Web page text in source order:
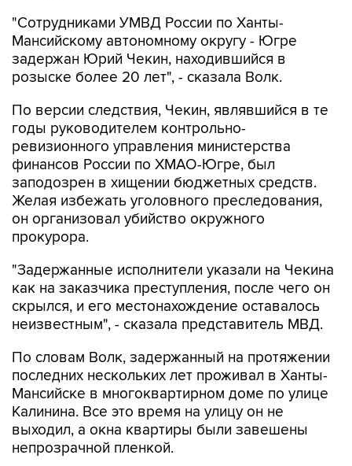
"Сотрудниками УМВД России по Ханты-
Мансийскому автономному округу - Югре
задержан Юрий Чекин, находившийся в
розыске более 20 лет", - сказала Волк.
По версии следствия, Чекин, являвшийся в те
годы руководителем контрольно-
ревизионного управления министерства
финансов России по ХМАО-Югре, был
заподозрен в хищении бюджетных средств.
Желая избежать уголовного преследования,
он организовал убийство окружного
прокурора.
"Задержанные исполнители указали на Чекина
как на заказчика преступления, после чего он
скрылся, и его местонахождение оставалось
неизвестным", - сказала представитель МВД.
По словам Волк, задержанный на протяжении
последних нескольких лет проживал в Ханты-
Мансийске в многоквартирном доме по улице
Калинина. Все это время на улицу он не
выходил, а окна квартиры были завешены
непрозрачной пленкой.